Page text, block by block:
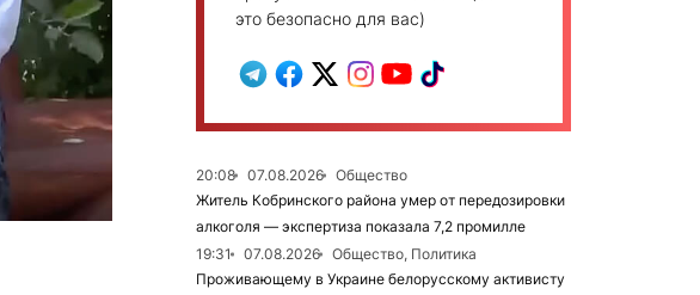
это безопасно для вас)
20:08 07.08.2026
Общество
Житель Кобринского района умер от передозировки
алкоголя — экспертиза показала 7,2 промилле
19:31
07.08.2026
Общество, Политика
Проживающему в Украине белорусскому активисту